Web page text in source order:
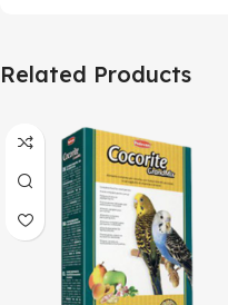
Related Products